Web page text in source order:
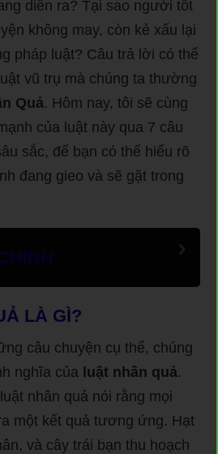
diễn ra? Tại sao người tốt
không may, còn kẻ xấu lại
pháp luật? Câu trả lời có thể
vũ trụ mà chúng ta thường
Quả. Hôm nay, tôi sẽ cùng
của luật này qua 7 câu
sắc, để bạn có thể hiểu rõ
đang gieo và sẽ gặt trong
LÀ GÌ?
câu chuyện cụ thể, chúng
nghĩa của luật nhân quả.
nhân quả nói rằng mọi
một kết quả tương ứng. Hạt
và cây trái bạn thu hoạch